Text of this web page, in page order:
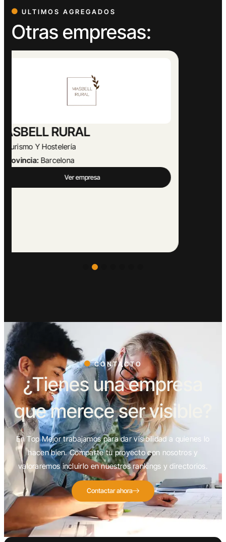
ULTIMOS AGREGADOS
Otras empresas:
Abogado Ángel López
Actividades Jurídicas
Provincia:Málaga
Ver empresa
CONTACTO
¿Tienes una empresa
que merece ser visible?
En Top Mejor trabajamos para dar visibilidad a quienes lo
hacen bien. Comparte tu proyecto con nosotros y
valoraremos incluirlo en nuestros rankings y directorios.
Contactar ahora